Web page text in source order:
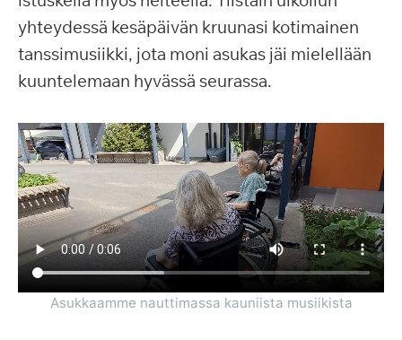
yhteydessä kesäpäivän kruunasi kotimainen
tanssimusiikki, jota moni asukas jäi mielellään
kuuntelemaan hyvässä seurassa.
Asukkaamme nauttimassa kauniista musiikista